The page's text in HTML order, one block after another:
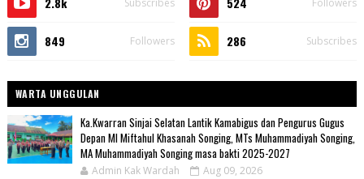
Subscribes Followers
849 Followers 286 Subscribes
WARTA UNGGULAN
Ka.Kwarran Sinjai Selatan Lantik Kamabigus dan Pengurus Gugus
Depan MI Miftahul Khasanah Songing, MTs Muhammadiyah Songing,
MA Muhammadiyah Songing masa bakti 2025-2027
Admin Kak Wardah Aug 09, 2026